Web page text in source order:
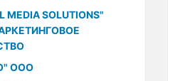
MEDIA SOLUTIONS"
ООО